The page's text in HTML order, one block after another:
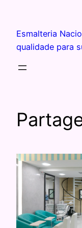
Esmalteria
qualidade para